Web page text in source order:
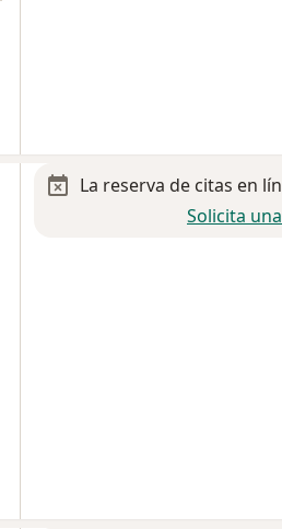
La reserva de citas en
Solicita